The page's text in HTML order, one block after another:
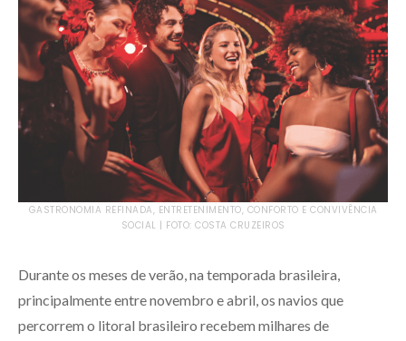
GASTRONOMIA REFINADA, ENTRETENIMENTO, CONFORTO E CONVIVÊNCIA
SOCIAL | FOTO: COSTA CRUZEIROS
Durante os meses de verão, na temporada brasileira,
principalmente entre novembro e abril, os navios que
percorrem o litoral brasileiro recebem milhares de